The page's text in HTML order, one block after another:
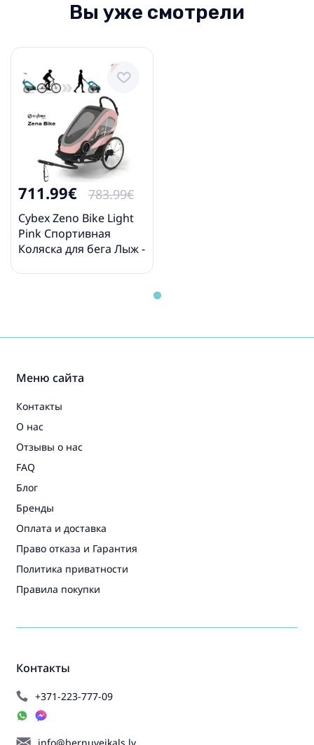
Вы уже смотрели
711.99€ 783.99€
Cybex Zeno Bike Light
Pink Спортивная
Коляска для бега Лыж -
Контакты
+371-223-777-09
Меню сайта
Контакты
О нас
Отзывы о нас
FAQ
Блог
Бренды
Оплата и доставка
Право отказа и Гарантия
Политика приватности
Правила покупки